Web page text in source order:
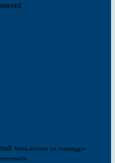
Verrà inviato un messaggio